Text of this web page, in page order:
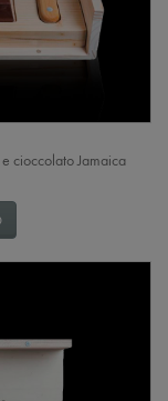
cioccolato Jamaica